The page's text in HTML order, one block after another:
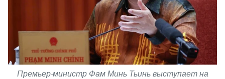
Премьер-министр Фам Минь Тьинь выступает на